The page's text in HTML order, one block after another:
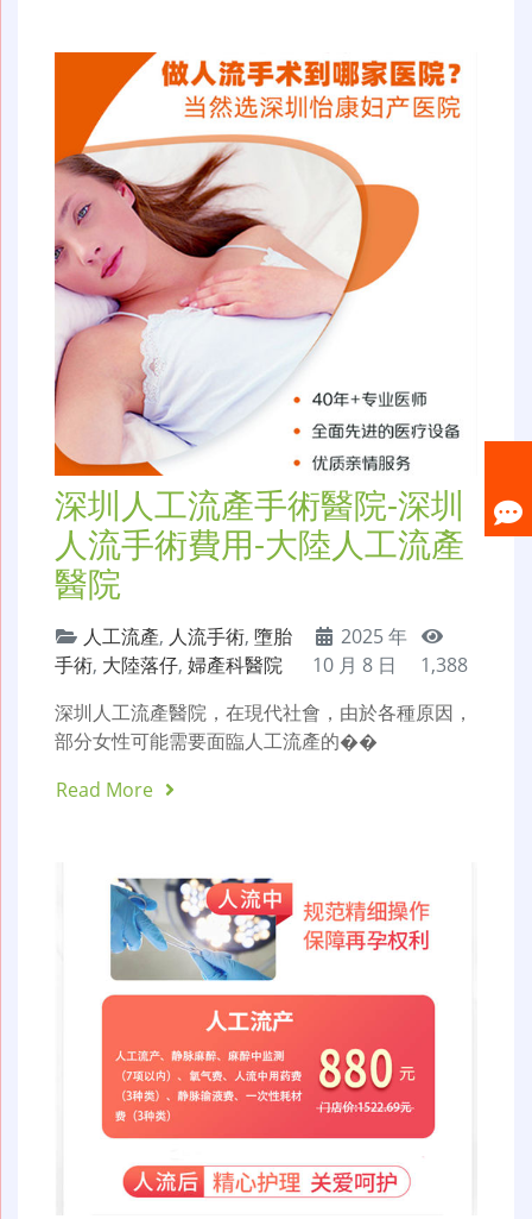
深圳人工流產手術醫院-深圳
人流手術費用-大陸人工流產
醫院
人工流產, 人流手術, 墮胎
手術, 大陸落仔, 婦產科醫院
2025 年
10 月 8 日
1,388
深圳人工流產醫院，在現代社會，由於各種原因，
部分女性可能需要面臨人工流產的��
Read More